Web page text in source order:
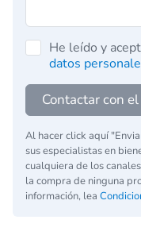
He leído y
datos
Contactar con
Al hacer click aquí
sus especialistas en
cualquiera de los
la compra de ninguna
información, lea